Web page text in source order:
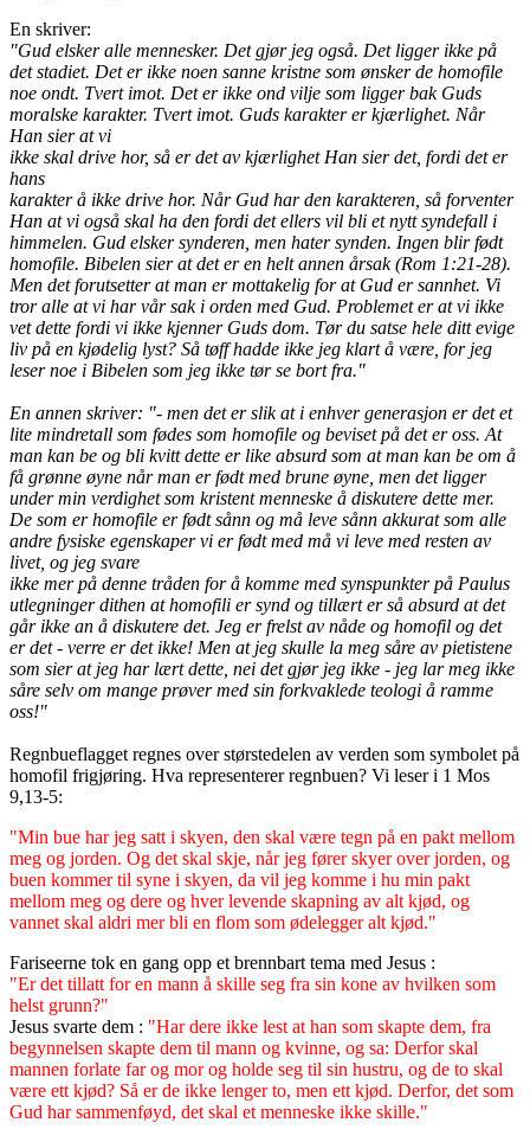
En skriver:
"Gud elsker alle mennesker. Det gjør jeg også. Det ligger ikke på
det stadiet. Det er ikke noen sanne kristne som ønsker de homofile
noe ondt. Tvert imot. Det er ikke ond vilje som ligger bak Guds
moralske karakter. Tvert imot. Guds karakter er kjærlighet. Når
Han sier at vi
ikke skal drive hor, så er det av kjærlighet Han sier det, fordi det er
hans
karakter å ikke drive hor. Når Gud har den karakteren, så forventer
Han at vi også skal ha den fordi det ellers vil bli et nytt syndefall i
himmelen. Gud elsker synderen, men hater synden. Ingen blir født
homofile. Bibelen sier at det er en helt annen årsak (Rom 1:21-28).
Men det forutsetter at man er mottakelig for at Gud er sannhet. Vi
tror alle at vi har vår sak i orden med Gud. Problemet er at vi ikke
vet dette fordi vi ikke kjenner Guds dom. Tør du satse hele ditt evige
liv på en kjødelig lyst? Så tøff hadde ikke jeg klart å være, for jeg
leser noe i Bibelen som jeg ikke tør se bort fra."
En annen skriver: "- men det er slik at i enhver generasjon er det et
lite mindretall som fødes som homofile og beviset på det er oss. At
man kan be og bli kvitt dette er like absurd som at man kan be om å
få grønne øyne når man er født med brune øyne, men det ligger
under min verdighet som kristent menneske å diskutere dette mer.
De som er homofile er født sånn og må leve sånn akkurat som alle
andre fysiske egenskaper vi er født med må vi leve med resten av
livet, og jeg svare
ikke mer på denne tråden for å komme med synspunkter på Paulus
utlegninger dithen at homofili er synd og tillært er så absurd at det
går ikke an å diskutere det. Jeg er frelst av nåde og homofil og det
er det - verre er det ikke! Men at jeg skulle la meg såre av pietistene
som sier at jeg har lært dette, nei det gjør jeg ikke - jeg lar meg ikke
såre selv om mange prøver med sin forkvaklede teologi å ramme
oss!"
Regnbueflagget regnes over størstedelen av verden som symbolet på
homofil frigjøring. Hva representerer regnbuen? Vi leser i 1 Mos
9,13-5:
"Min bue har jeg satt i skyen, den skal være tegn på en pakt mellom
meg og jorden. Og det skal skje, når jeg fører skyer over jorden, og
buen kommer til syne i skyen, da vil jeg komme i hu min pakt
mellom meg og dere og hver levende skapning av alt kjød, og
vannet skal aldri mer bli en flom som ødelegger alt kjød."
Fariseerne tok en gang opp et brennbart tema med Jesus :
"Er det tillatt for en mann å skille seg fra sin kone av hvilken som
helst grunn?"
Jesus svarte dem : "Har dere ikke lest at han som skapte dem, fra
begynnelsen skapte dem til mann og kvinne, og sa: Derfor skal
mannen forlate far og mor og holde seg til sin hustru, og de to skal
være ett kjød? Så er de ikke lenger to, men ett kjød. Derfor, det som
Gud har sammenføyd, det skal et menneske ikke skille."